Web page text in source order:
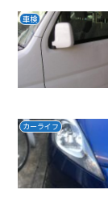
車検
カーライフ